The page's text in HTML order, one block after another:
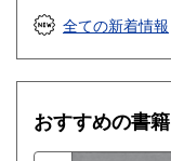
全ての新着情報
おすすめの書籍